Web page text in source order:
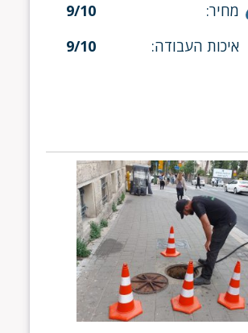
מחיר:
9/10
איכות העבודה:
9/10